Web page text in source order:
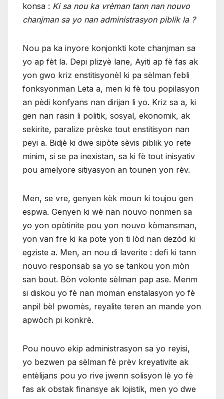
konsa : Ki sa nou ka vrèman tann nan nouvo
chanjman sa yo nan administrasyon piblik la ?
Nou pa ka inyore konjonkti kote chanjman sa
yo ap fèt la. Depi plizyè lane, Ayiti ap fè fas ak
yon gwo kriz enstitisyonèl ki pa sèlman febli
fonksyonman Leta a, men ki fè tou popilasyon
an pèdi konfyans nan dirijan li yo. Kriz sa a, ki
gen nan rasin li politik, sosyal, ekonomik, ak
sekirite, paralize prèske tout enstitisyon nan
peyi a. Bidjè ki dwe sipòte sèvis piblik yo rete
minim, si se pa inexistan, sa ki fè tout inisyativ
pou amelyore sitiyasyon an tounen yon rèv.
Men, se vre, genyen kèk moun ki toujou gen
espwa. Genyen ki wè nan nouvo nonmen sa
yo yon opòtinite pou yon nouvo kòmansman,
yon van fre ki ka pote yon ti lòd nan dezòd ki
egziste a. Men, an nou di laverite : defi ki tann
nouvo responsab sa yo se tankou yon mòn
san bout. Bòn volonte sèlman pap ase. Menm
si diskou yo fè nan moman enstalasyon yo fè
anpil bèl pwomès, reyalite teren an mande yon
apwòch pi konkrè.
Pou nouvo ekip administrasyon sa yo reyisi,
yo bezwen pa sèlman fè prèv kreyativite ak
entèlijans pou yo rive jwenn solisyon lè yo fè
fas ak obstak finansye ak lojistik, men yo dwe